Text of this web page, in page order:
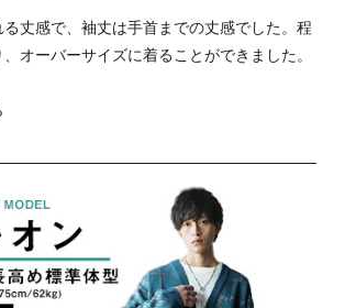
丈感で、袖丈は手首までの丈感でした。程
オーバーサイズに着ることができました。